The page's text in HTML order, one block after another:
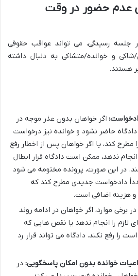
عدم حضور در وقت
رسیدگی، می تواند عواقب حقوقی
شاکی و خوانده/متشاکی به دنبال داشته
هستند.
اگر خواهان بدون عذر موجه در
حاضر نشود و خوانده نیز درخواست
مطرح کند، یا اگر خواهان پس از اخطار رفع
انجام ندهد، ممکن است دادگاه قرار ابطال
در این صورت، پرونده مختومه می شود
دادخواست جدیدی مطرح کند که
هزینه اضافی است.
در برخی موارد، اگر خواهان در ادامه روند
لازم را انجام ندهد یا نقص هایی که
را رفع نکند، دادگاه می تواند قرار رد
خوانده بدون امکان پاسخگویی: در